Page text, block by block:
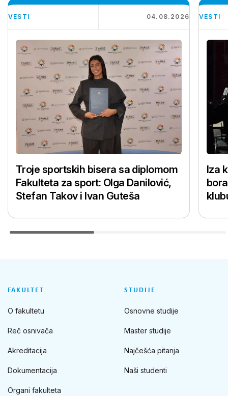
VESTI 04.08.2026
Troje sportskih bisera sa diplomom
Fakulteta za sport: Olga Danilović,
Stefan Takov i Ivan Guteša
VESTI
Iza
FAKULTET
O fakultetu
Reč osnivača
Akreditacija
Dokumentacija
Organi fakulteta
STUDIJE
Osnovne studije
Master studije
Najčešća pitanja
Naši studenti